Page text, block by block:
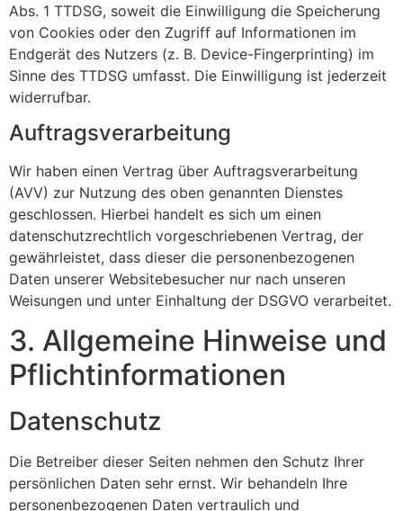
Abs. 1 TTDSG, soweit die Einwilligung die Speicherung
von Cookies oder den Zugriff auf Informationen im
Endgerät des Nutzers (z. B. Device-Fingerprinting) im
Sinne des TTDSG umfasst. Die Einwilligung ist jederzeit
widerrufbar.
Auftragsverarbeitung
Wir haben einen Vertrag über Auftragsverarbeitung
(AVV) zur Nutzung des oben genannten Dienstes
geschlossen. Hierbei handelt es sich um einen
datenschutzrechtlich vorgeschriebenen Vertrag, der
gewährleistet, dass dieser die personenbezogenen
Daten unserer Websitebesucher nur nach unseren
Weisungen und unter Einhaltung der DSGVO verarbeitet.
3. Allgemeine Hinweise und
Pflicht­informationen
Datenschutz
Die Betreiber dieser Seiten nehmen den Schutz Ihrer
persönlichen Daten sehr ernst. Wir behandeln Ihre
personenbezogenen Daten vertraulich und